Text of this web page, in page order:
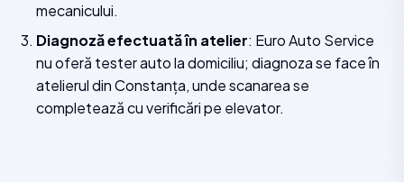
mecanicului.
Diagnoză efectuată în atelier: Euro Auto Service
nu oferă tester auto la domiciliu; diagnoza se face în
atelierul din Constanța, unde scanarea se
completează cu verificări pe elevator.